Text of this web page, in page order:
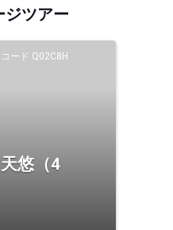
ジツアー
ード Q02C8H
悠（4